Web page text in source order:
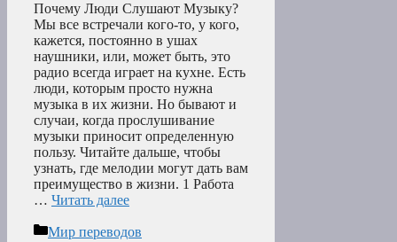
Почему Люди Слушают Музыку?
Мы все встречали кого-то, у кого,
кажется, постоянно в ушах
наушники, или, может быть, это
радио всегда играет на кухне. Есть
люди, которым просто нужна
музыка в их жизни. Но бывают и
случаи, когда прослушивание
музыки приносит определенную
пользу. Читайте дальше, чтобы
узнать, где мелодии могут дать вам
преимущество в жизни. 1 Работа
… Читать далее
Рубрики
Мир переводов